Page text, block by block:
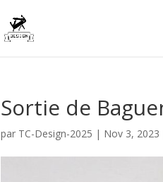
Sortie de
par TC-Design-2025 | Nov 3, 2023